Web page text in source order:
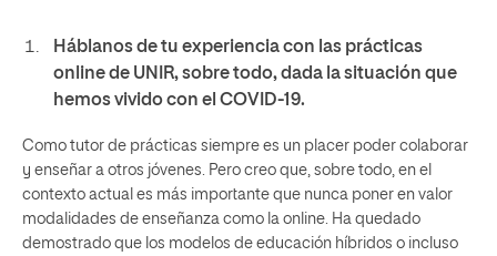
Háblanos de tu experiencia con las prácticas
online de UNIR, sobre todo, dada la situación que
hemos vivido con el COVID-19.
Como tutor de prácticas siempre es un placer poder colaborar
y enseñar a otros jóvenes. Pero creo que, sobre todo, en el
contexto actual es más importante que nunca poner en valor
modalidades de enseñanza como la online. Ha quedado
demostrado que los modelos de educación híbridos o incluso